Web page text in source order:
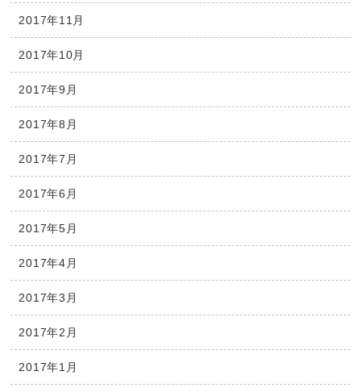
2017年11月
2017年10月
2017年9月
2017年8月
2017年7月
2017年6月
2017年5月
2017年4月
2017年3月
2017年2月
2017年1月